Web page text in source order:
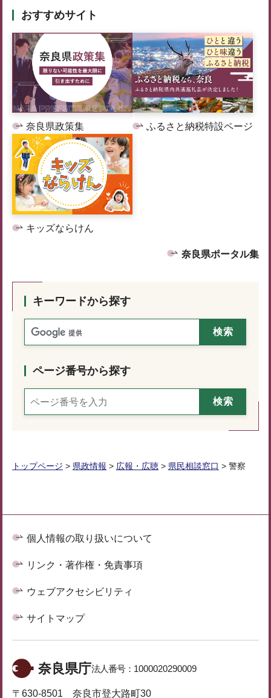
おすすめサイト
奈良県政策集 ふるさと納税特設ページ
キッズならけん
奈良県ポータル集
キーワードから探す
ページ番号から探す
トップページ > 県政情報 > 広報・広聴 > 県民相談窓口 > 警察
個人情報の取り扱いについて
リンク・著作権・免責事項
ウェブアクセシビリティ
サイトマップ
奈良県庁法人番号： 1000020290009
〒630-8501 奈良市登大路町30